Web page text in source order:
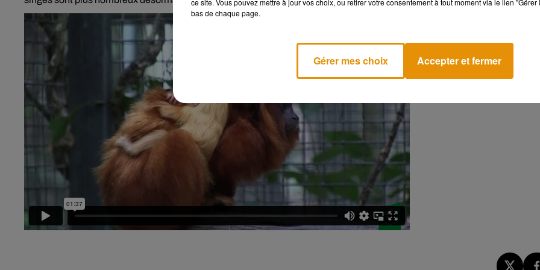
ce site. Vous pouvez mettre à jour vos choix, ou retirer votre consentement à tout moment via le lien
bas de chaque page.
Gérer mes choix Accepter et fermer